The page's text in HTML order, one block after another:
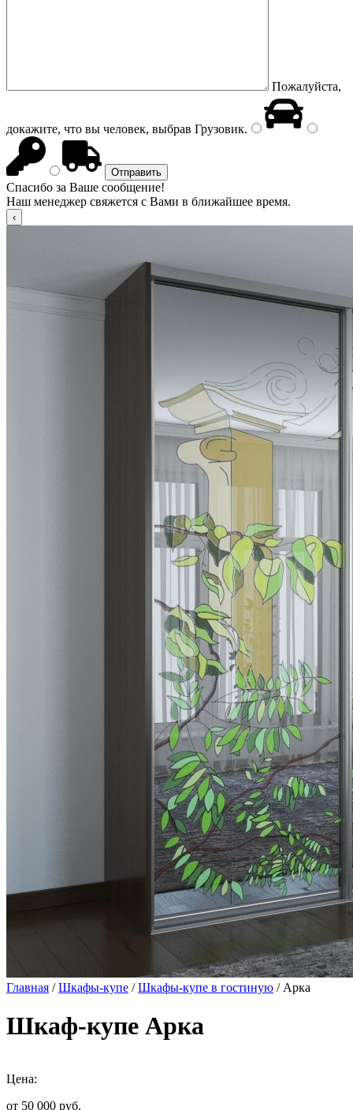
Пожалуйста,
докажите, что вы человек, выбрав Грузовик.
Спасибо за Ваше сообщение!
Наш менеджер свяжется с Вами в ближайшее время.
Главная /Шкафы-купе /Шкафы-купе в гостиную / Арка
Шкаф-купе Арка
Цена:
от 50 000 руб.